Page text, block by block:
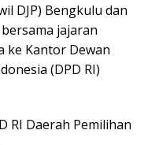
DJP) Bengkulu dan
jajaran
ke Kantor Dewan
(DPD RI)
RI Daerah Pemilihan